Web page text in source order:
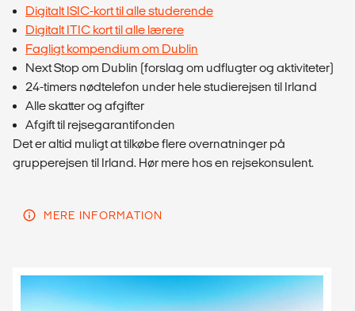
Digitalt ISIC-kort til alle studerende
Digitalt ITIC kort til alle lærere
Fagligt kompendium om Dublin
Next Stop om Dublin (forslag om udflugter og aktiviteter)
24-timers nødtelefon under hele studierejsen til Irland
Alle skatter og afgifter
Afgift til rejsegarantifonden
Det er altid muligt at tilkøbe flere overnatninger på
grupperejsen til Irland. Hør mere hos en rejsekonsulent.
MERE INFORMATION